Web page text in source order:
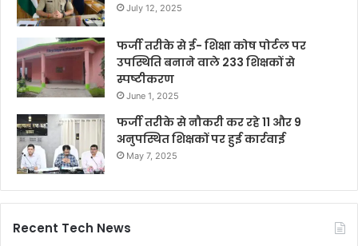
July 12, 2025
फर्जी तरीके से ई- शिक्षा कोष पोर्टल पर
उपस्थिति बनाने वाले 233 शिक्षकों से
स्पष्टीकरण
June 1, 2025
फर्जी तरीके से नौकरी कर रहे 11 और 9
अनुपस्थित शिक्षकों पर हुई कार्रवाई
May 7, 2025
Recent Tech News